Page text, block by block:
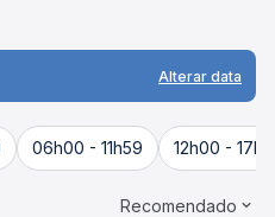
Alterar data
06h00 - 11h59 12h00 -
Recomendado